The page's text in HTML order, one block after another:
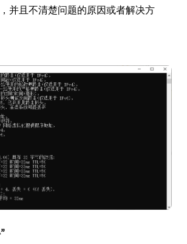
并且不清楚问题的原因或者解决方